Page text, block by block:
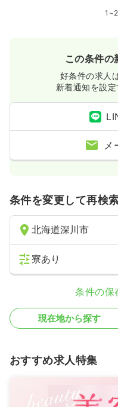
この条件の
好条件の求人
新着通知を設
メ
条件を変更して再検
北海道深川市
寮あり
条件の保
現在地から探す
おすすめ求人特集